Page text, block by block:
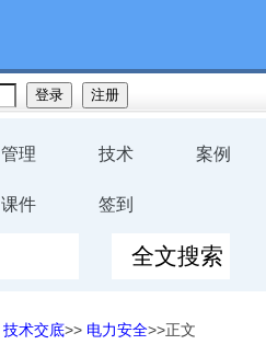
管理 技术 案例
课件 签到
技术交底>> 电力安全>>正文